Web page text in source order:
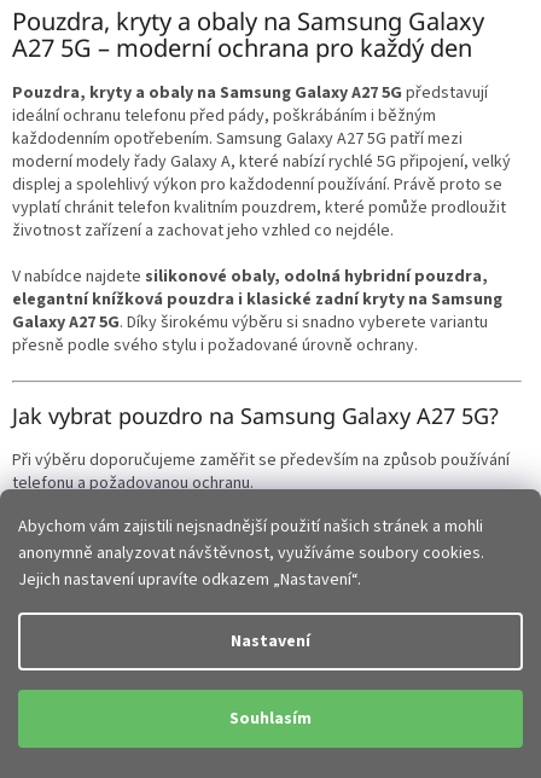
Abychom vám zajistili nejsnadnější použití našich stránek a mohli
anonymně analyzovat návštěvnost, využíváme soubory cookies.
Jejich nastavení upravíte odkazem „Nastavení“.
Nastavení
Souhlasím
a
c
í
p
r
v
k
y
v
ý
i
s
u
v
á
n
Pouzdra, kryty a obaly na Samsung Galaxy
A27 5G – moderní ochrana pro každý den
Pouzdra, kryty a obaly na Samsung Galaxy A27 5G představují
ideální ochranu telefonu před pády, poškrábáním i běžným
každodenním opotřebením. Samsung Galaxy A27 5G patří mezi
moderní modely řady Galaxy A, které nabízí rychlé 5G připojení, velký
displej a spolehlivý výkon pro každodenní používání. Právě proto se
vyplatí chránit telefon kvalitním pouzdrem, které pomůže prodloužit
životnost zařízení a zachovat jeho vzhled co nejdéle.
V nabídce najdete silikonové obaly, odolná hybridní pouzdra,
elegantní knížková pouzdra i klasické zadní kryty na Samsung
Galaxy A27 5G. Díky širokému výběru si snadno vyberete variantu
přesně podle svého stylu i požadované úrovně ochrany.
Jak vybrat pouzdro na Samsung Galaxy A27 5G?
Při výběru doporučujeme zaměřit se především na způsob používání
telefonu a požadovanou ochranu.
Zadní kryty na Samsung Galaxy A27 5G– lehké a tenké
řešení pro běžné používání
Knížková pouzdra na Samsung Galaxy A27 5G
Hybridní pouzdra– zesílené rohy a vyšší ochrana při pádech
– pružné, příjemné do ruky a dobře tlumí
nárazy
Elegantní obaly– stylový vzhled vhodný do práce i na běžné
Každý typ pouzdra nabízí jiné výhody a záleží jen na tom, zda